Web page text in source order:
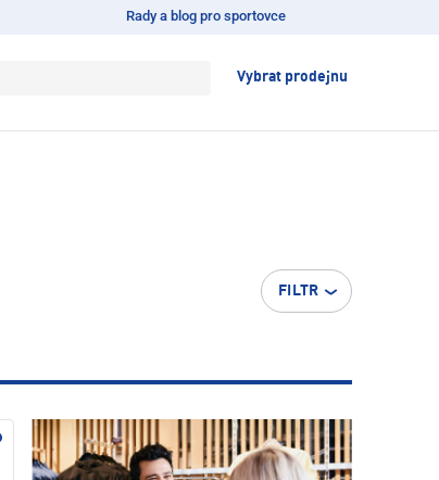
Rady a blog pro sportovce
Vybrat prodejnu
FILTR